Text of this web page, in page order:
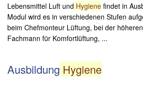
Lebensmittel Luft und Hygiene findet in
Modul wird es in verschiedenen Stufen
beim Chefmonteur Lüftung, bei der
Fachmann für Komfortlüftung, ...
Ausbildung Hygiene